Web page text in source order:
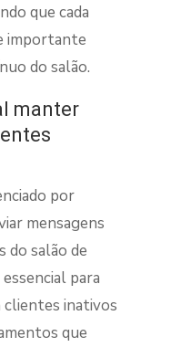
que cada
importante
do salão.
manter
por
mensagens
do salão de
para
inativos
que